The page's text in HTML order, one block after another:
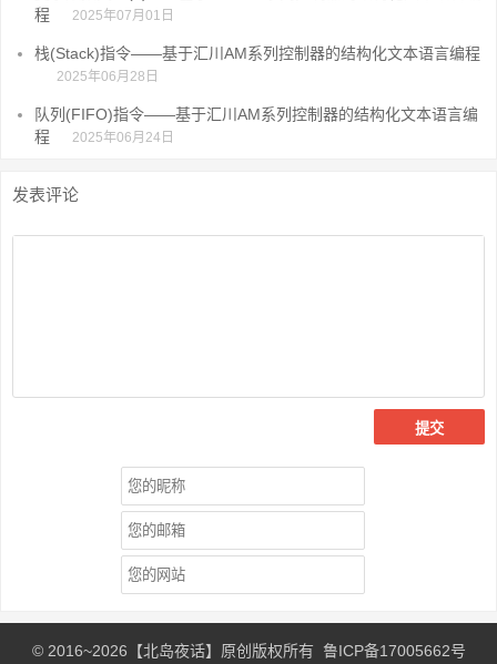
程
2025年07月01日
栈(Stack)指令——基于汇川AM系列控制器的结构化文本语言编程
2025年06月28日
队列(FIFO)指令——基于汇川AM系列控制器的结构化文本语言编
程
2025年06月24日
发表评论
© 2016~2026 【北岛夜话】原创版权所有 鲁ICP备17005662号